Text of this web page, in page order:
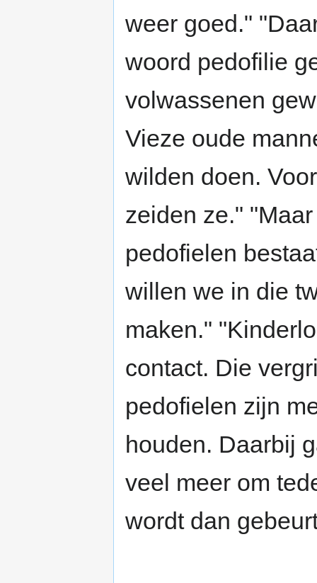
weer goed."
woord pedofilie
volwassenen
Vieze oude
wilden doen.
zeiden ze."
pedofielen
willen we in die
maken."
contact. Die
pedofielen zijn
houden. Daarbij
veel meer om
wordt dan